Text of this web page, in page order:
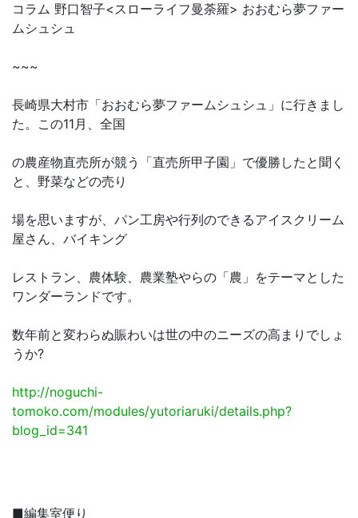
コラム 野口智子<スローライフ曼荼羅> おおむら夢ファー
ムシュシュ
~~~
長崎県大村市「おおむら夢ファームシュシュ」に行きまし
た。この11月、全国
の農産物直売所が競う「直売所甲子園」で優勝したと聞く
と、野菜などの売り
場を思いますが、パン工房や行列のできるアイスクリーム
屋さん、バイキング
レストラン、農体験、農業塾やらの「農」をテーマとした
ワンダーランドです。
数年前と変わらぬ賑わいは世の中のニーズの高まりでしょ
うか?
http://noguchi-
tomoko.com/modules/yutoriaruki/details.php?
blog_id=341
■編集室便り